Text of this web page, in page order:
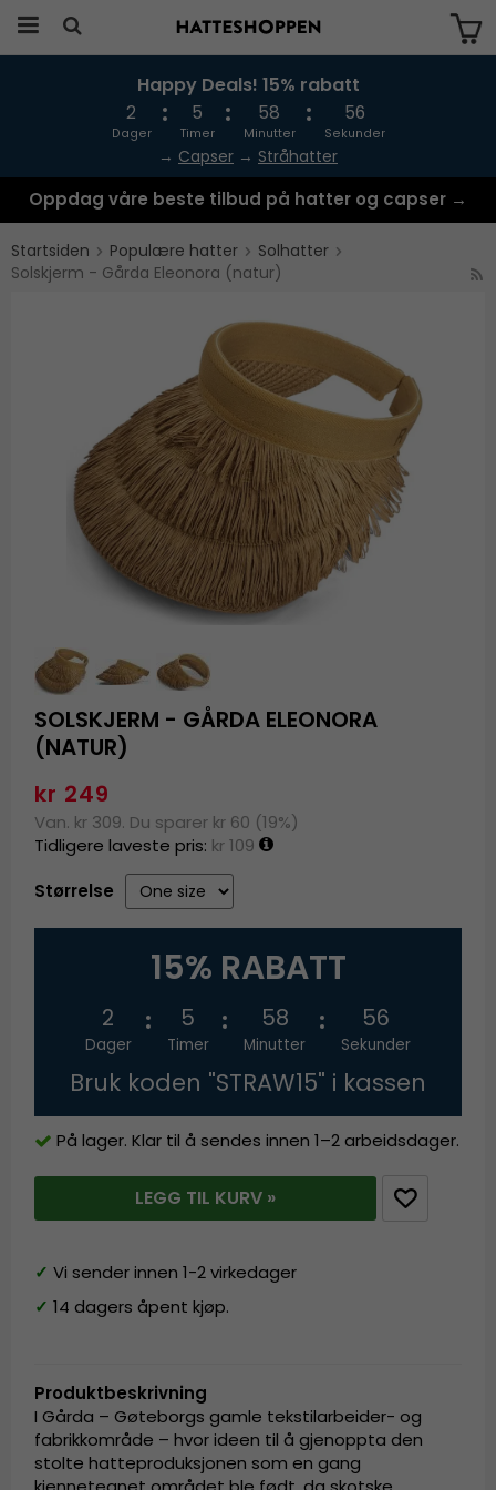
Produktet har blitt lagt til i handlekurven
Happy Deals! 15% rabatt
2
Dager
5
Timer
58
Minutter
55
Sekunder
→ Capser → Stråhatter
Oppdag våre beste tilbud på hatter og capser →
Startsiden Populære hatter
Solhatter
Solskjerm - Gårda Eleonora (natur)
SOLSKJERM - GÅRDA ELEONORA
(NATUR)
kr 249
Van. kr 309. Du sparer kr 60 (19%)
Tidligere laveste pris: kr 109
Størrelse
15% RABATT
2
Dager
5
Timer
58
Minutter
55
Sekunder
Bruk koden "STRAW15" i kassen
På lager. Klar til å sendes innen 1–2 arbeidsdager.
LEGG TIL KURV »
✓ Vi sender innen 1-2 virkedager
✓ 14 dagers åpent kjøp.
Produktbeskrivning
I Gårda – Gøteborgs gamle tekstilarbeider- og
fabrikkområde – hvor ideen til å gjenoppta den
stolte hatteproduksjonen som en gang